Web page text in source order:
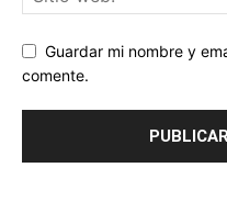
Guardar mi nombre y
comente.